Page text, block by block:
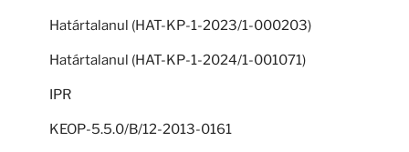
Határtalanul (HAT-KP-1-2023/1-000203)
Határtalanul (HAT-KP-1-2024/1-001071)
IPR
KEOP-5.5.0/B/12-2013-0161